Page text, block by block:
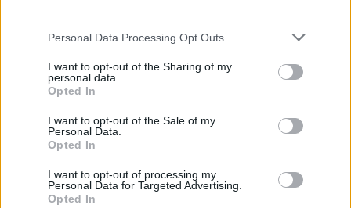
Personal Data Processing Opt Outs
I want to opt-out of the Sharing of my
personal data.
Opted In
I want to opt-out of the Sale of my
Personal Data.
Opted In
I want to opt-out of processing my
Personal Data for Targeted Advertising.
Opted In